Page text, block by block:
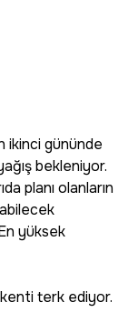
ikinci gününde
bekleniyor.
planı olanların
yüksek
kenti terk ediyor.